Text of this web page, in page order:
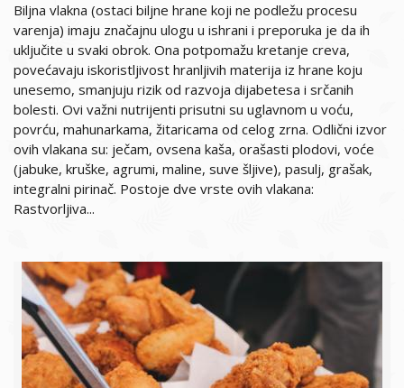
Biljna vlakna (ostaci biljne hrane koji ne podležu procesu
varenja) imaju značajnu ulogu u ishrani i preporuka je da ih
uključite u svaki obrok. Ona potpomažu kretanje creva,
povećavaju iskoristljivost hranljivih materija iz hrane koju
unesemo, smanjuju rizik od razvoja dijabetesa i srčanih
bolesti. Ovi važni nutrijenti prisutni su uglavnom u voću,
povrću, mahunarkama, žitaricama od celog zrna. Odlični izvor
ovih vlakana su: ječam, ovsena kaša, orašasti plodovi, voće
(jabuke, kruške, agrumi, maline, suve šljive), pasulj, grašak,
integralni pirinač. Postoje dve vrste ovih vlakana:
Rastvorljiva...